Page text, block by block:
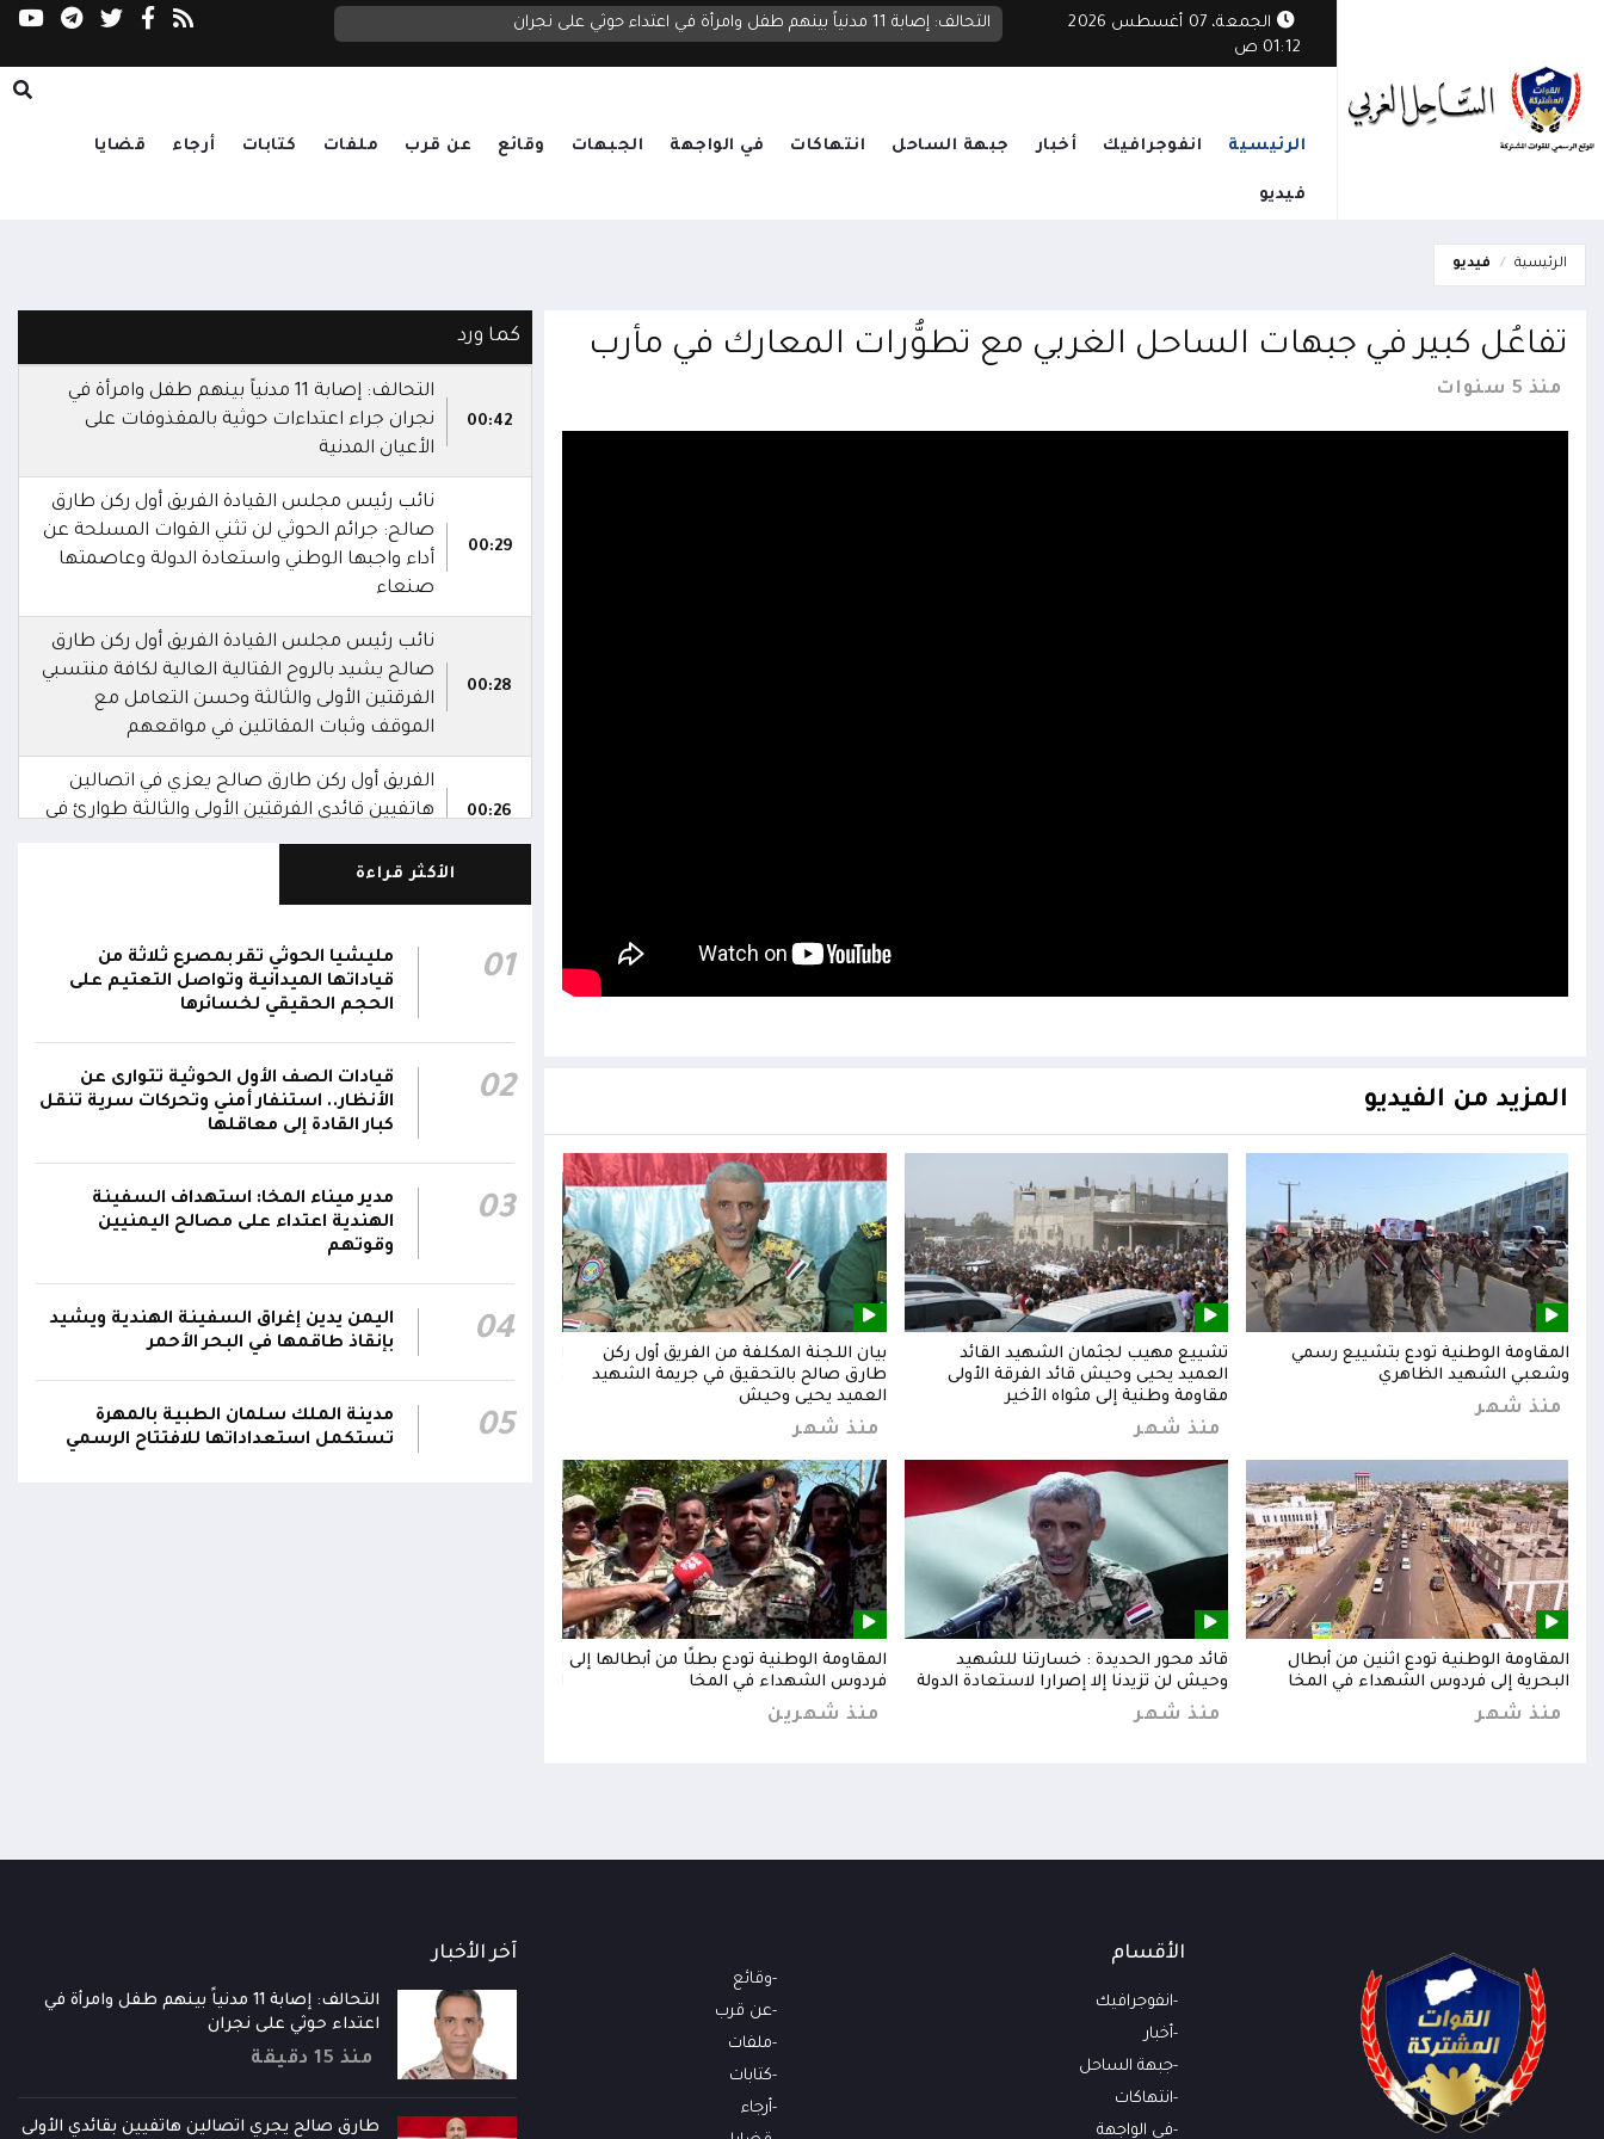
الجمعة، 07 أغسطس 2026
01:12 ص
الحوثي تقتحم عمارة سكنية وتنهب محتوياتها بقوة السلاح التحالف: إصابة 11 مدنياً بينهم طفل وامرأة في اعتداء حوثي على نجران طارق صالح يجري اتصالين هاتفيين بقائدي
الرئيسية انفوجرافيك أخبار جبهة الساحل انتهاكات في الواجهة الجبهات وقائع عن قرب ملفات كتابات أرجاء قضايا
فيديو
الرئيسية فيديو
تفاعُل كبير في جبهات الساحل الغربي مع تطوُّرات المعارك في مأرب
منذ 5 سنوات
المزيد من الفيديو
المقاومة الوطنية تودع بتشييع رسمي
وشعبي الشهيد الظاهري
منذ شهر
تشييع مهيب لجثمان الشهيد القائد
العميد يحيى وحيش قائد الفرقة الأولى
مقاومة وطنية إلى مثواه الأخير
منذ شهر
بيان اللجنة المكلفة من الفريق أول ركن
طارق صالح بالتحقيق في جريمة الشهيد
العميد يحيى وحيش
منذ شهر
المقاومة الوطنية تودع اثنين من أبطال
البحرية إلى فردوس الشهداء في المخا
منذ شهر
قائد محور الحديدة : خسارتنا للشهيد
وحيش لن تزيدنا إلا إصرارا لاستعادة الدولة
منذ شهر
المقاومة الوطنية تودع بطلًا من أبطالها إلى
فردوس الشهداء في المخا
منذ شهرين
المقاومة الوطنية تودع بتشييع رسمي
منذ شهر
تشييع مهيب لجثمان الشهيد
منذ شهر
كما ورد
00:42
التحالف: إصابة 11 مدنياً بينهم طفل وامرأة في
نجران جراء اعتداءات حوثية بالمقذوفات على
الأعيان المدنية
00:29
نائب رئيس مجلس القيادة الفريق أول ركن طارق
صالح: جرائم الحوثي لن تثني القوات المسلحة عن
أداء واجبها الوطني واستعادة الدولة وعاصمتها
صنعاء
00:28
نائب رئيس مجلس القيادة الفريق أول ركن طارق
صالح يشيد بالروح القتالية العالية لكافة منتسبي
الفرقتين الأولى والثالثة وحسن التعامل مع
الموقف وثبات المقاتلين في مواقعهم
00:26
الفريق أول ركن طارق صالح يعزي في اتصالين
هاتفيين قائدي الفرقتين الأولى والثالثة طوارئ في
استشهاد عدد من الأبطال بالهجوم الحوثي الغادر
العمليات الأمنية والعسكرية لحماية الأمن
والاستقرار
23:05
إلى جانب الشعب اليمني وقوى الصف الجمهوري،
مؤكداً الاستعداد لتقديم التضحيات حتى تحرير
البلاد واستعادة العاصمة صنعاء وإنهاء الانقلاب
23:04
والحكومة إلى الشروع في خطوات عملية لتخليص
اليمنيين من إرهاب الحوثيين المدعومين من
النظام الإيراني
طالب #المكتب_السياسي مجلس القيادة الرئاسي
والحكومة بتحمل مسؤولياتهما الوطنية
الأكثر قراءة
01
مليشيا الحوثي تقر بمصرع ثلاثة من
قياداتها الميدانية وتواصل التعتيم على
الحجم الحقيقي لخسائرها
02
قيادات الصف الأول الحوثية تتوارى عن
الأنظار.. استنفار أمني وتحركات سرية تنقل
كبار القادة إلى معاقلها
03
مدير ميناء المخا: استهداف السفينة
الهندية اعتداء على مصالح اليمنيين
وقوتهم
04
اليمن يدين إغراق السفينة الهندية ويشيد
بإنقاذ طاقمها في البحر الأحمر
05
مدينة الملك سلمان الطبية بالمهرة
تستكمل استعداداتها للافتتاح الرسمي
الأقسام
انفوجرافيك
أخبار
جبهة الساحل
انتهاكات
في الواجهة
وقائع
عن قرب
ملفات
كتابات
أرجاء
آخر الأخبار
التحالف: إصابة 11 مدنياً بينهم طفل وامرأة في
اعتداء حوثي على نجران
منذ 15 دقيقة
طارق صالح يجري اتصالين هاتفيين بقائدي الأولى